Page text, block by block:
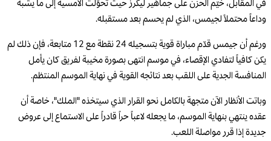
في المقابل، خيّم الحزن على جماهير ليكرز حيث تحوّلت الأمسية إلى ما يشبه
وداعاً محتملاً لجيمس، الذي لم يحسم بعد مستقبله.
ورغم أن جيمس قدّم مباراة قوية بتسجيله 24 نقطة مع 12 متابعة، فإن ذلك لم
يكن كافياً لتفادي الإقصاء، في موسم انتهى بصورة مخيبة لفريق كان يأمل
المنافسة الجدية على اللقب بعد نتائجه القوية في نهاية الموسم المنتظم.
وباتت الأنظار الآن متجهة بالكامل نحو القرار الذي سيتخذه "الملك"، خاصة أن
عقده ينتهي بنهاية الموسم، ما يجعله لاعباً حراً قادراً على الاستماع إلى عروض
جديدة إذا قرر مواصلة اللعب.